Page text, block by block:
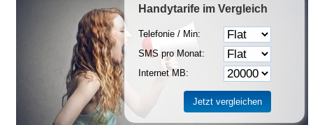
Handytarife im Vergleich
Telefonie / Min:
SMS pro Monat:
Internet MB: